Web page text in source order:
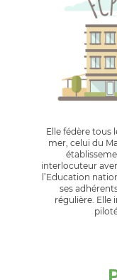
Elle fédère tous
mer, celui du
interlocuteur
l’Education
ses
régulière. Elle